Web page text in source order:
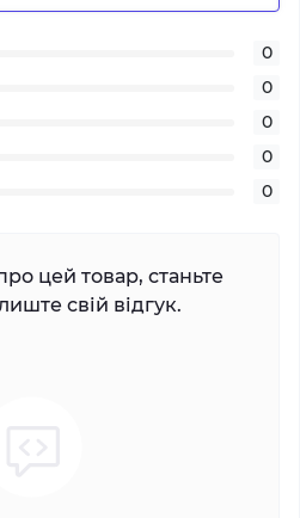
0
0
0
0
0
цей товар, станьте
свій відгук.